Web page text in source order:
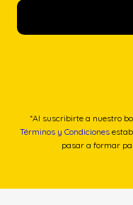
*Al suscribirte a nuestro
Términos y Condiciones
pasar a formar